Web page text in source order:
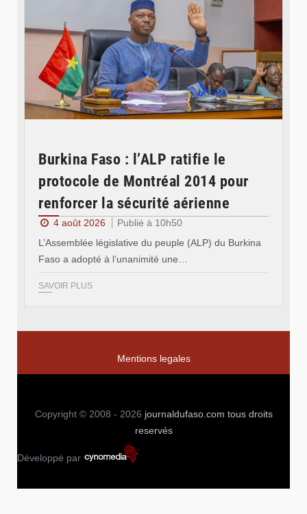
Burkina Faso : l’ALP ratifie le
protocole de Montréal 2014 pour
renforcer la sécurité aérienne
4 août 2026
Publié à 10h50
L’Assemblée législative du peuple (ALP) du Burkina
Faso a adopté à l’unanimité une…
SAVOIR PLUS
Mentions legales
Copyright © 2008 - 2026 journaldufaso.com tous droits
reservés
Développé par